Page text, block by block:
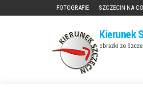
FOTOGRAFIE SZCZECIN NA
Kierunek
obrazki ze